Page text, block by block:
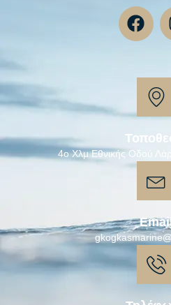
4ο Χλμ Εθνικής Οδού